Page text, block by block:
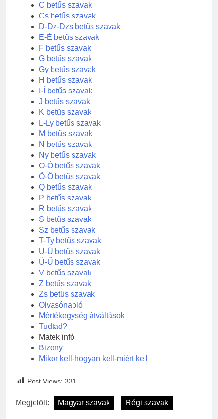
C betűs szavak
Cs betűs szavak
D-Dz-Dzs betűs szavak
E-É betűs szavak
F betűs szavak
G betűs szavak
Gy betűs szavak
H betűs szavak
I-Í betűs szavak
J betűs szavak
K betűs szavak
L-Ly betűs szavak
M betűs szavak
N betűs szavak
Ny betűs szavak
O-Ó betűs szavak
Ö-Ő betűs szavak
Q betűs szavak
P betűs szavak
R betűs szavak
S betűs szavak
Sz betűs szavak
T-Ty betűs szavak
U-Ú betűs szavak
Ü-Ű betűs szavak
V betűs szavak
Z betűs szavak
Zs betűs szavak
Olvasónapló
Mértékegység átváltások
Tudtad?
Matek infó
Bizony
Mikor kell-hogyan kell-miért kell
Post Views: 331
Megjelölt: Magyar szavak Régi szavak